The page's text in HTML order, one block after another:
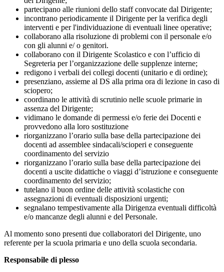
partecipano alle riunioni dello staff convocate dal Dirigente;
incontrano periodicamente il Dirigente per la verifica degli
interventi e per l'individuazione di eventuali linee operative;
collaborano alla risoluzione di problemi con il personale e/o
con gli alunni e/ o genitori.
collaborano con il Dirigente Scolastico e con l’ufficio di
Segreteria per l’organizzazione delle supplenze interne;
redigono i verbali dei collegi docenti (unitario e di ordine);
presenziano, assieme al DS alla prima ora di lezione in caso di
sciopero;
coordinano le attività di scrutinio nelle scuole primarie in
assenza del Dirigente;
vidimano le domande di permessi e/o ferie dei Docenti e
provvedono alla loro sostituzione
riorganizzano l’orario sulla base della partecipazione dei
docenti ad assemblee sindacali/scioperi e conseguente
coordinamento del servizio
riorganizzano l’orario sulla base della partecipazione dei
docenti a uscite didattiche o viaggi d’istruzione e conseguente
coordinamento del servizio;
tutelano il buon ordine delle attività scolastiche con
assegnazioni di eventuali disposizioni urgenti;
segnalano tempestivamente alla Dirigenza eventuali difficoltà
e/o mancanze degli alunni e del Personale.
Al momento sono presenti due collaboratori del Dirigente, uno
referente per la scuola primaria e uno della scuola secondaria.
Responsabile di plesso